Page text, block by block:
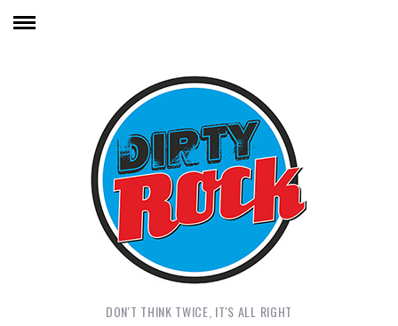
DON'T THINK TWICE, IT'S ALL RIGHT